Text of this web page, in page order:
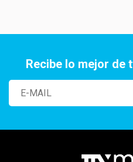
Recibe lo mejor de